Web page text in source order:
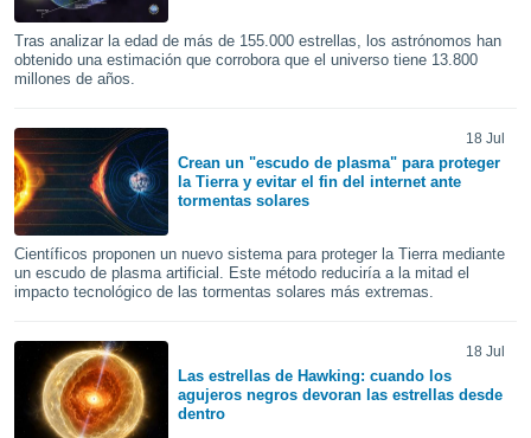
y análisis
en
así como
y
en
más
nuestra
y
de
Tras analizar la edad de más de 155.000 estrellas, los astrónomos han
obtenido una estimación que corrobora que el universo tiene 13.800
millones de años.
18 Jul
Crean un "escudo de plasma" para proteger
la Tierra y evitar el fin del internet ante
tormentas solares
Científicos proponen un nuevo sistema para proteger la Tierra mediante
un escudo de plasma artificial. Este método reduciría a la mitad el
impacto tecnológico de las tormentas solares más extremas.
18 Jul
Las estrellas de Hawking: cuando los
agujeros negros devoran las estrellas desde
dentro